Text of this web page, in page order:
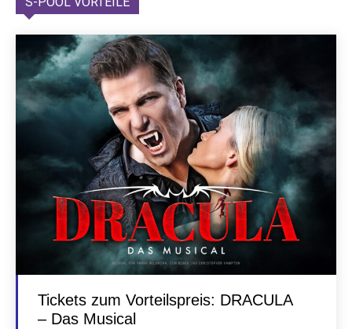
Tickets zum Vorteilspreis: DRACULA
– Das Musical